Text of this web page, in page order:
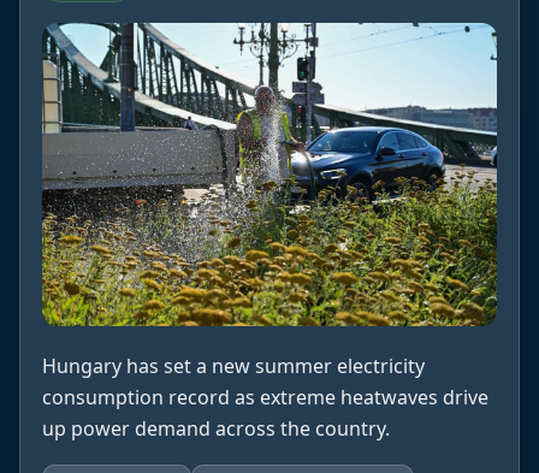
Hungary has set a new summer electricity
consumption record as extreme heatwaves drive
up power demand across the country.